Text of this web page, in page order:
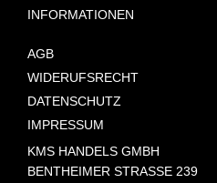
INFORMATIONEN
AGB
WIDERUFSRECHT
DATENSCHUTZ
IMPRESSUM
KMS HANDELS GMBH
BENTHEIMER STRASSE 239